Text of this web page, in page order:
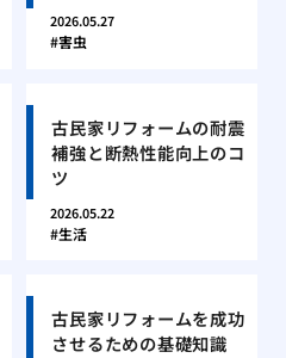
2026.05.27
害虫
古民家リフォームの耐震
補強と断熱性能向上のコ
ツ
2026.05.22
生活
古民家リフォームを成功
させるための基礎知識